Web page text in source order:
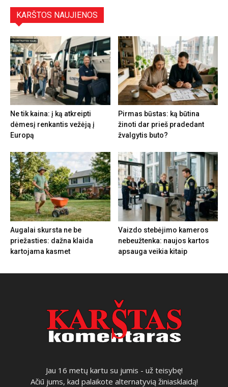
KARŠTOS NAUJIENOS
Ne tik kaina: į ką atkreipti
dėmesį renkantis vežėją į
Europą
Pirmas būstas: ką būtina
žinoti dar prieš pradedant
žvalgytis buto?
Augalai skursta ne be
priežasties: dažna klaida
kartojama kasmet
Vaizdo stebėjimo kameros
nebeužtenka: naujos kartos
apsauga veikia kitaip
Jau 16 metų kartu su jumis - už teisybę!
Ačiū jums, kad palaikote alternatyvią žiniasklaidą!